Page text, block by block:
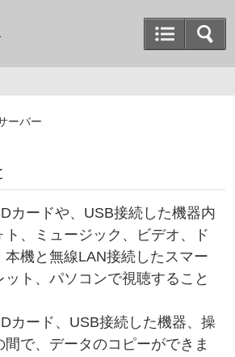
ーバー
カードや、USB接続した機器内
、ミュージック、ビデオ、ド
本機と無線LAN接続したスマー
ット、パソコンで視聴すること
カード、USB接続した機器、操
で、データのコピーができま